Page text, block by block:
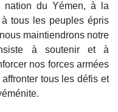
nation du Yémen, à la
tous les peuples épris
maintiendrons notre
à soutenir et à
nos forces armées
tous les défis et